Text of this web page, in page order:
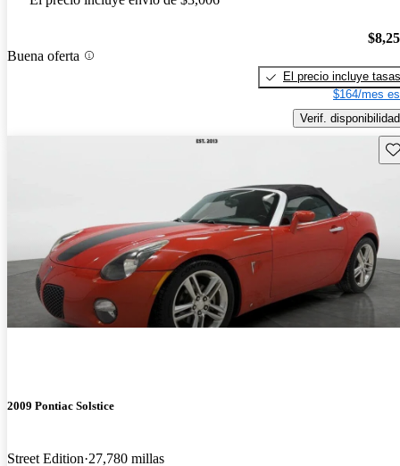
Buena oferta
El precio incluye tasas
$164/mes
Verif. disponibilidad
2009 Pontiac Solstice
Street Edition 27,780 millas